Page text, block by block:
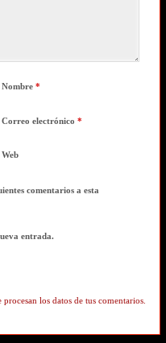
Nombre *
Correo electrónico *
Web
comentarios a esta
entrada.
los datos de tus comentarios.